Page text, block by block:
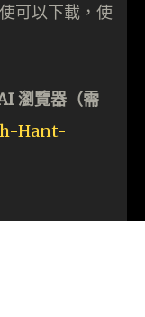
可以下載，使
瀏覽器（需
Hant-